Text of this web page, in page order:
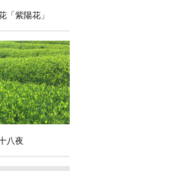
「紫陽花」
八夜